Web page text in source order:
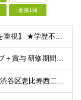
面接1回
【今までではなく、これからを重視】 ★学歴不問 ★職種未経験歓迎 ★業種未経験歓迎 ★社会人未経験歓迎 ★第二新卒歓迎 ★ブランクOK ★動画編集・デザイン制作の勉強を独学でしている方など ※基礎的
月給：32万円＋インセンティブ＋賞与 研修期間中：月給25万円～ ＼ 頑張りはしっかり評価！ ／ 研修期間中でも、スキルの習得状況や成果に応じて月給27万円へ昇給が可能です。 【研修期間】 期
通勤不要 【東京本社】 東京都渋谷区恵比寿西二丁目8番4号 EX恵比寿西ビル5階